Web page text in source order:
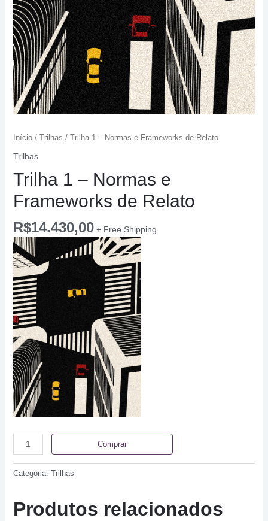
04 Blog
05 Contato
Início/ Trilhas / Trilha 1 – Normas e Frameworks de Relato
Trilhas
Trilha 1 – Normas e
Frameworks de Relato
R$14.430,00 + Free Shipping
Comprar
Categoria: Trilhas
Produtos relacionados